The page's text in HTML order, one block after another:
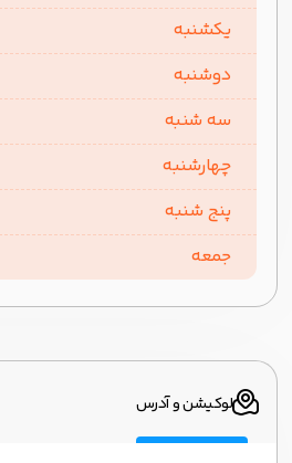
یکشنبه
دوشنبه
سه شنبه
چهارشنبه
پنج شنبه
جمعه
لوکیشن و آدرس